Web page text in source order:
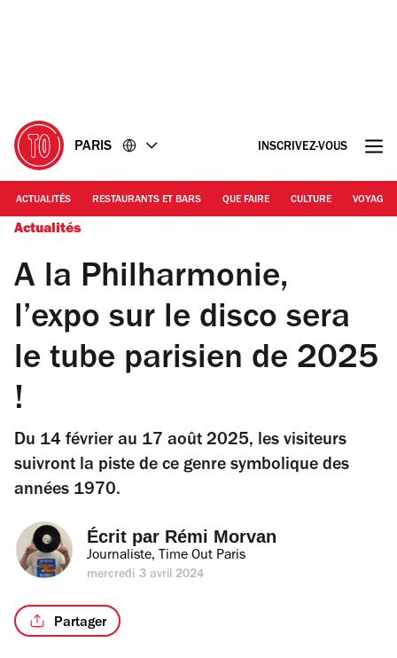
PARIS INSCRIVEZ-VOUS
ACTUALITÉS RESTAURANTS ET BARS QUE FAIRE CULTURE VOYAGE
Actualités
A la Philharmonie,
l’expo sur le disco sera
le tube parisien de 2025
!
Du 14 février au 17 août 2025, les visiteurs
suivront la piste de ce genre symbolique des
années 1970.
Écrit par Rémi Morvan
Journaliste, Time Out Paris
mercredi 3 avril 2024
Partager